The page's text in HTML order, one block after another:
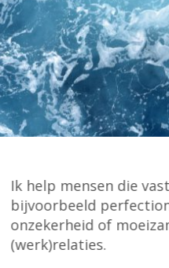
Ik help mensen die
bijvoorbeeld
onzekerheid of
(werk)relaties.